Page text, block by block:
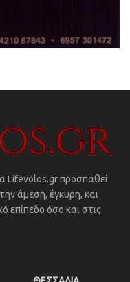
Lifevolos.gr προσπαθεί
άμεση, έγκυρη, και
επίπεδο όσο και στις